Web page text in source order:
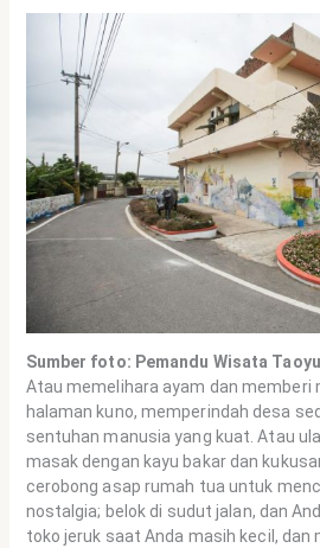
Sumber foto: Pemandu Wisata
Atau memelihara ayam dan memberi
halaman kuno, memperindah desa
sentuhan manusia yang kuat. Atau
masak dengan kayu bakar dan
cerobong asap rumah tua untuk
nostalgia; belok di sudut jalan, dan
toko jeruk saat Anda masih kecil, dan